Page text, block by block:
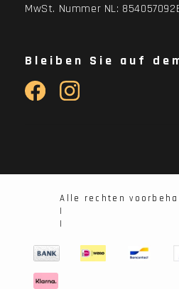
MwSt. Nummer NL:
Bleiben Sie auf
Alle rechten
|
|